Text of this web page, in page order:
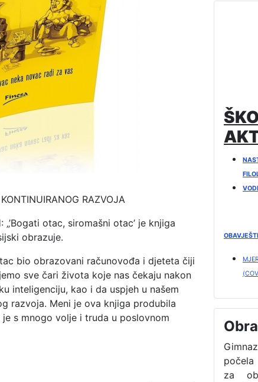
RAZVOJA
otac, siromašni otac’ je knjiga
obrazuje.
bio obrazovani računovođa i djeteta čiji
sve čari života koje nas čekaju nakon
inteligenciju, kao i da uspjeh u našem
razvoja. Meni je ova knjiga produbila
s mnogo volje i truda u poslovnom
za